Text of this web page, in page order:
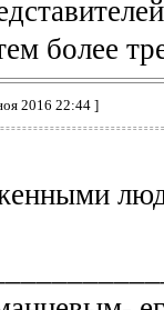
более
2016 22:44 ]